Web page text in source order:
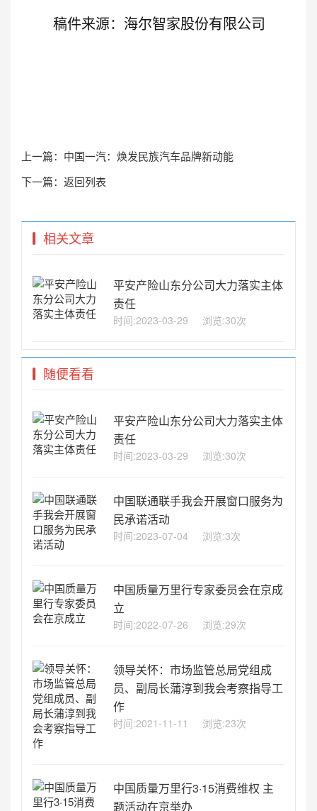
稿件来源：海尔智家股份有限公司
上一篇： 中国一汽：焕发民族汽车品牌新动能
下一篇： 返回列表
相关文章
平安产险山东分公司大力落实主体
责任
时间:2023-03-29 浏览:30次
随便看看
平安产险山东分公司大力落实主体
责任
时间:2023-03-29 浏览:30次
中国联通联手我会开展窗口服务为
民承诺活动
时间:2023-07-04 浏览:3次
中国质量万里行专家委员会在京成
立
时间:2022-07-26 浏览:29次
领导关怀：市场监管总局党组成
员、副局长蒲淳到我会考察指导工
作
时间:2021-11-11 浏览:23次
中国质量万里行3·15消费维权 主
题活动在京举办